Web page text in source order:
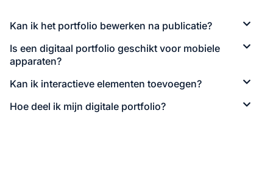
Kan ik het portfolio bewerken na publicatie?
Is een digitaal portfolio geschikt voor mobiele
apparaten?
Kan ik interactieve elementen toevoegen?
Hoe deel ik mijn digitale portfolio?